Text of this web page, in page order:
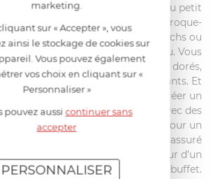
mie maison
, parfait au petit
déjeuner, en croque-
monsieur, en sandwichs ou
encore en pain perdu. Vous
obtiendrez des toasts dorés,
moelleux et croustillants. Et
pourquoi ne pas créer un
pain surprise avec des
canapés variés, pour un
moment de détente assuré
entre amis ou autour d’un
buffet.
marketing.
sur « Accepter », vous
ainsi le stockage de cookies sur
Vous pouvez également
vos choix en cliquant sur «
Personnaliser »
pouvez aussicontinuer sans
accepter
PERSONNALISER